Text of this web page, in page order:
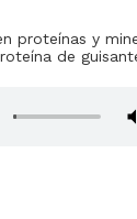
proteínas y
de